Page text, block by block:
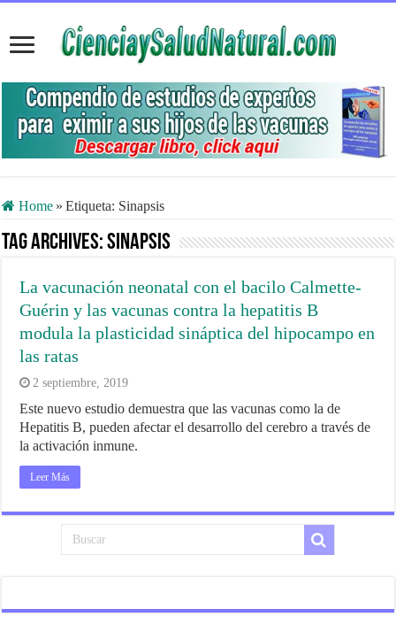
Home » Etiqueta: Sinapsis
Tag Archives:Sinapsis
La vacunación neonatal con el bacilo Calmette-
Guérin y las vacunas contra la hepatitis B
modula la plasticidad sináptica del hipocampo en
las ratas
2 septiembre, 2019
Este nuevo estudio demuestra que las vacunas como la de
Hepatitis B, pueden afectar el desarrollo del cerebro a través de
la activación inmune.
Leer Más